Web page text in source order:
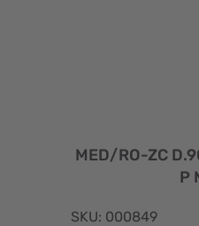
MED/RO-ZC
P
SKU: 000849